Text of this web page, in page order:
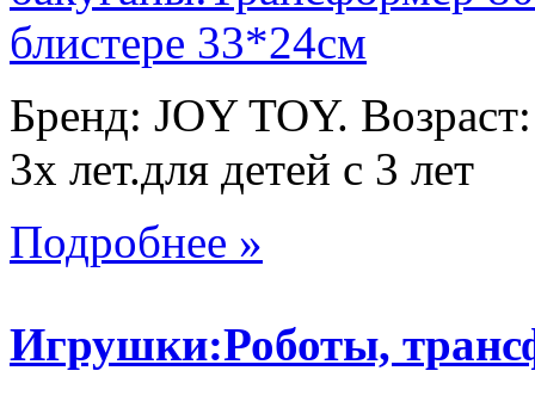
Бренд: JOY TOY.
3х лет.для детей с 3 лет
Подробнее »
Игрушки:Роботы,